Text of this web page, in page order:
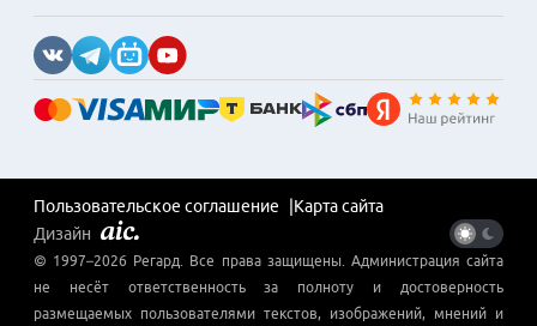
Пользовательское соглашение
Карта сайта
Дизайн
© 1997–2026 Регард . Все права защищены. Администрация сайта
не несёт ответственность за полноту и достоверность
размещаемых пользователями текстов, изображений, мнений и